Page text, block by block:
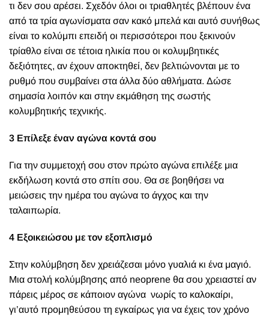
τι δεν σου αρέσει. Σχεδόν όλοι οι τριαθλητές βλέπουν ένα
από τα τρία αγωνίσματα σαν κακό μπελά και αυτό συνήθως
είναι το κολύμπι επειδή οι περισσότεροι που ξεκινούν
τρίαθλο είναι σε τέτοια ηλικία που οι κολυμβητικές
δεξιότητες, αν έχουν αποκτηθεί, δεν βελτιώνονται με το
ρυθμό που συμβαίνει στα άλλα δύο αθλήματα. Δώσε
σημασία λοιπόν και στην εκμάθηση της σωστής
κολυμβητικής τεχνικής.
3 Επίλεξε έναν αγώνα κοντά σου
Για την συμμετοχή σου στον πρώτο αγώνα επιλέξε μια
εκδήλωση κοντά στο σπίτι σου. Θα σε βοηθήσει να
μειώσεις την ημέρα του αγώνα το άγχος και την
ταλαιπωρία.
4 Εξοικειώσου με τον εξοπλισμό
Στην κολύμβηση δεν χρειάζεσαι μόνο γυαλιά κι ένα μαγιό.
Μια στολή κολύμβησης από neoprene θα σου χρειαστεί αν
πάρεις μέρος σε κάποιον αγώνα νωρίς το καλοκαίρι,
γι’αυτό προμηθεύσου τη εγκαίρως για να έχεις τον χρόνο